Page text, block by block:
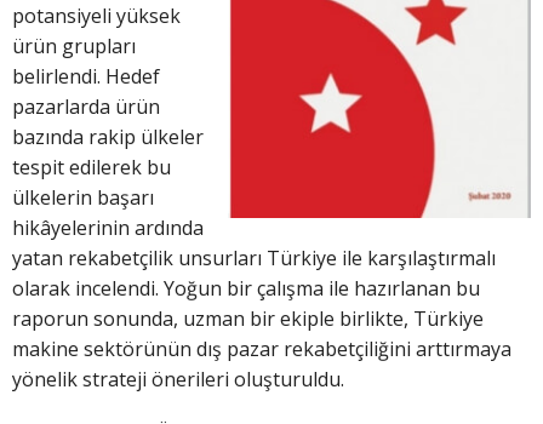
potansiyeli yüksek
ürün grupları
belirlendi. Hedef
pazarlarda ürün
bazında rakip ülkeler
tespit edilerek bu
ülkelerin başarı
hikâyelerinin ardında
yatan rekabetçilik unsurları Türkiye ile karşılaştırmalı
olarak incelendi. Yoğun bir çalışma ile hazırlanan bu
raporun sonunda, uzman bir ekiple birlikte, Türkiye
makine sektörünün dış pazar rekabetçiliğini arttırmaya
yönelik strateji önerileri oluşturuldu.